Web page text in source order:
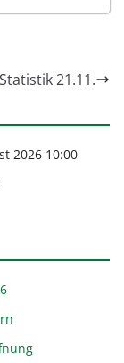
21.11.
2026 10:00